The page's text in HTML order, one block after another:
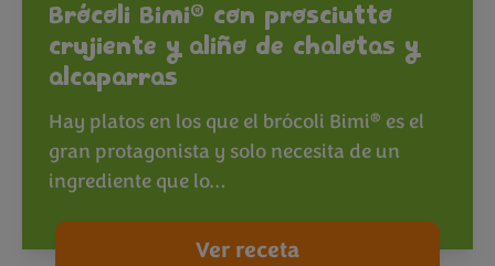
Brócoli Bimi® con prosciutto
crujiente y aliño de chalotas y
alcaparras
Hay platos en los que el brócoli Bimi® es el
gran protagonista y solo necesita de un
ingrediente que lo…
Ver receta